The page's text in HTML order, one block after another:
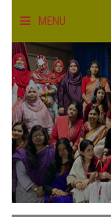
MENU
HOME
ABOUT US
FACULTIES
ACADEMICS